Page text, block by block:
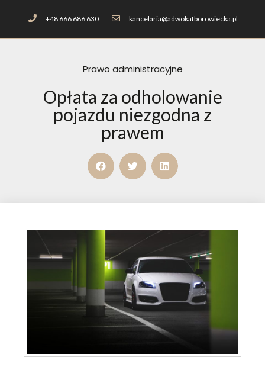
+48 666 686 630 kancelaria@adwokatborowiecka.pl
Prawo administracyjne
Opłata za odholowanie
pojazdu niezgodna z
prawem